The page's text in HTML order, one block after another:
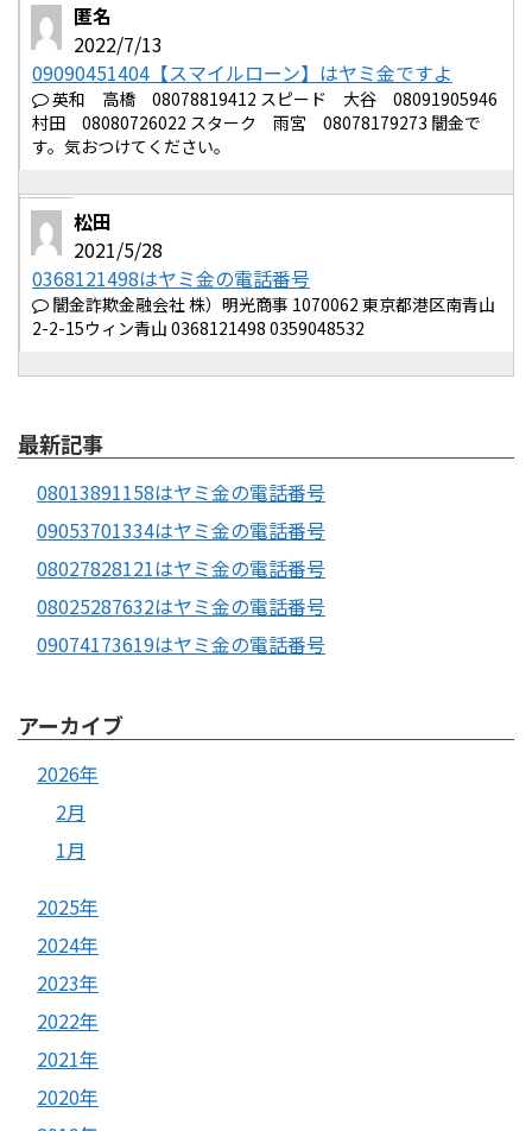
匿名
2022/7/13
09090451404【スマイルローン】はヤミ金ですよ
英和 高橋 08078819412 スピード 大谷 08091905946
村田 08080726022 スターク 雨宮 08078179273 闇金で
す。気おつけてください。
松田
2021/5/28
0368121498はヤミ金の電話番号
闇金詐欺金融会社 株）明光商事 1070062 東京都港区南青山
2-2-15ウィン青山 0368121498 0359048532
最新記事
08013891158はヤミ金の電話番号
09053701334はヤミ金の電話番号
08027828121はヤミ金の電話番号
08025287632はヤミ金の電話番号
09074173619はヤミ金の電話番号
アーカイブ
2026年
2月
1月
2025年
2024年
2023年
2022年
2021年
2020年